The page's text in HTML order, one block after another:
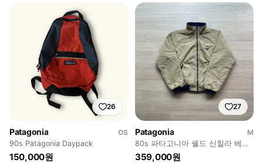
26
Patagonia
OS
90s Patagonia Daypack
150,000원
27
Patagonia
M
80s 파타고니아 쉘드 신칠라 베이
지 네이비 봄버 자켓 rare usa
359,000원